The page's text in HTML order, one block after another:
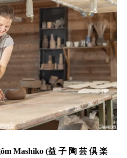
Mashiko (益 子 陶 芸 倶 楽